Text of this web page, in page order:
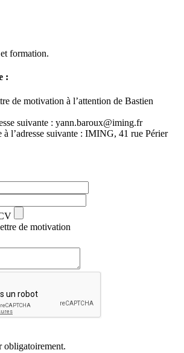
formation.
:
de motivation à l’attention de Bastien
suivante : yann.baroux@iming.fr
à l’adresse suivante : IMING, 41 rue Périer
de motivation
obligatoirement.